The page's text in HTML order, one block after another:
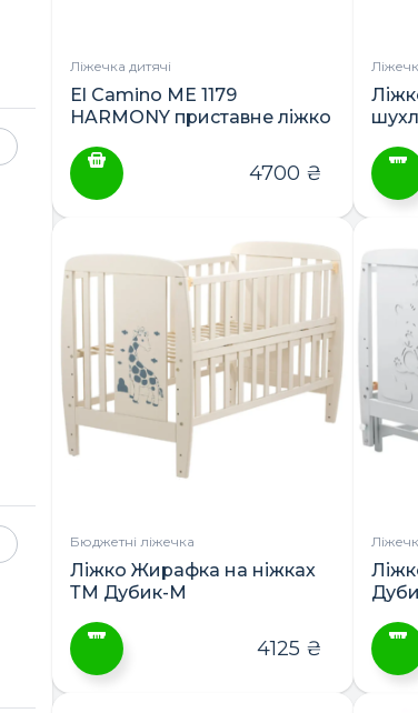
Ліжечка дитячі
El Camino ME 1179
HARMONY приставне ліжко
4700 ₴
має
кілька
на
Бюджетні ліжечка
Ліжко Жирафка на ніжках
ТМ Дубик-М
4125 ₴